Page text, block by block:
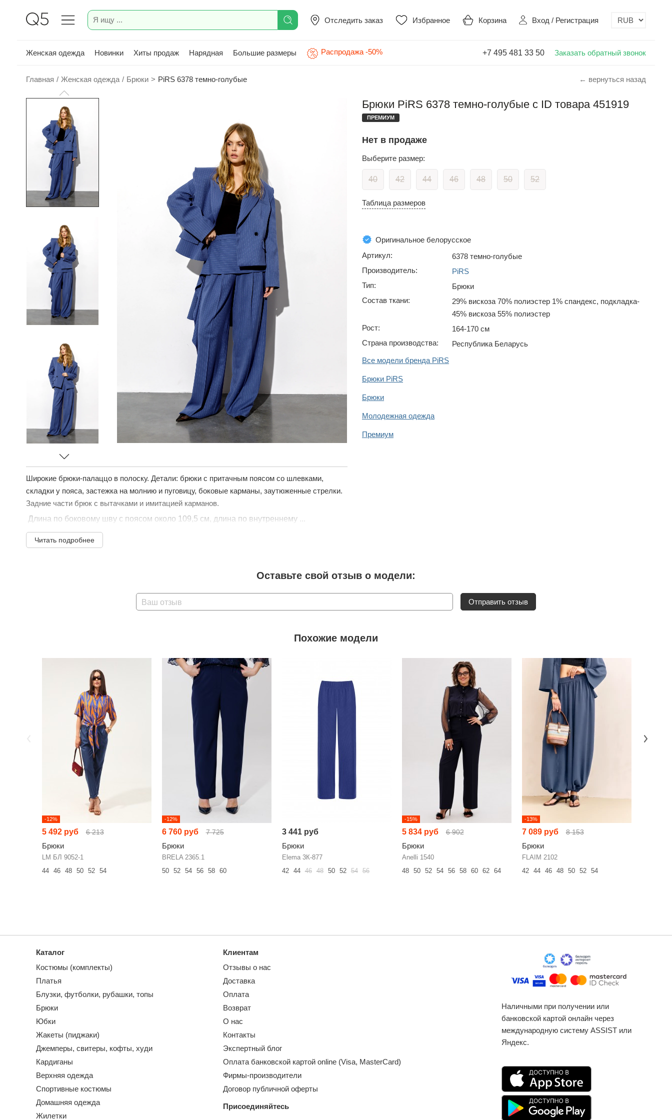
Отследить заказ Избранное Корзина Вход / Регистрация
Женская одежда Новинки Хиты продаж Нарядная Большие размеры Распродажа -50% +7 495 481 33 50 Заказать обратный звонок
Главная / Женская одежда / Брюки > PiRS 6378 темно-голубые ← вернуться назад
Широкие брюки-палаццо в полоску. Детали: брюки с притачным поясом со шлевками,
складки у пояса, застежка на молнию и пуговицу, боковые карманы, заутюженные стрелки.
Задние части брюк с вытачками и имитацией карманов.
Длина по боковому шву с поясом около 109,5 см, длина по внутреннему ...
Читать подробнее
Брюки PiRS 6378 темно-голубые с ID товара 451919
ПРЕМИУМ
Нет в продаже
Выберите размер:
40 42 44 46 48 50 52
Таблица размеров
Оригинальное белорусское
Артикул:
6378 темно-голубые
Производитель:
PiRS
Тип:
Брюки
Состав ткани:
29% вискоза 70% полиэстер 1% спандекс, подкладка-
45% вискоза 55% полиэстер
Рост:
164-170 см
Страна производства:
Республика Беларусь
Все модели бренда PiRS
Брюки PiRS
Брюки
Молодежная одежда
Премиум
Оставьте свой отзыв о модели:
Ваш отзыв Отправить отзыв
Похожие модели
-12%
5 492 руб 6 213
Брюки
LM БЛ 9052-1
44
46 48 50 52 54
-12%
6 760 руб 7 725
Брюки
BRELA 2365.1
50
52 54 56 58 60
3 441 руб
Брюки
Elema 3К-877
42
44 46 48 50 52 54 56
-15%
5 834 руб 6 902
Брюки
Anelli 1540
48
50 52 54 56 58 60 62 64
-13%
7 089 руб 8 153
Брюки
FLAIM 2102
42
44 46 48 50 52 54
Каталог
Костюмы (комплекты)
Платья
Блузки, футболки, рубашки, топы
Брюки
Юбки
Жакеты (пиджаки)
Джемперы, свитеры, кофты, худи
Кардиганы
Верхняя одежда
Спортивные костюмы
Домашняя одежда
Жилетки
Клиентам
Отзывы о нас
Доставка
Оплата
Возврат
О нас
Контакты
Экспертный блог
Оплата банковской картой online (Visa, MasterCard)
Фирмы-производители
Договор публичной оферты
Присоединяйтесь
Наличными при получении или
банковской картой онлайн через
международную систему ASSIST или
Яндекс.